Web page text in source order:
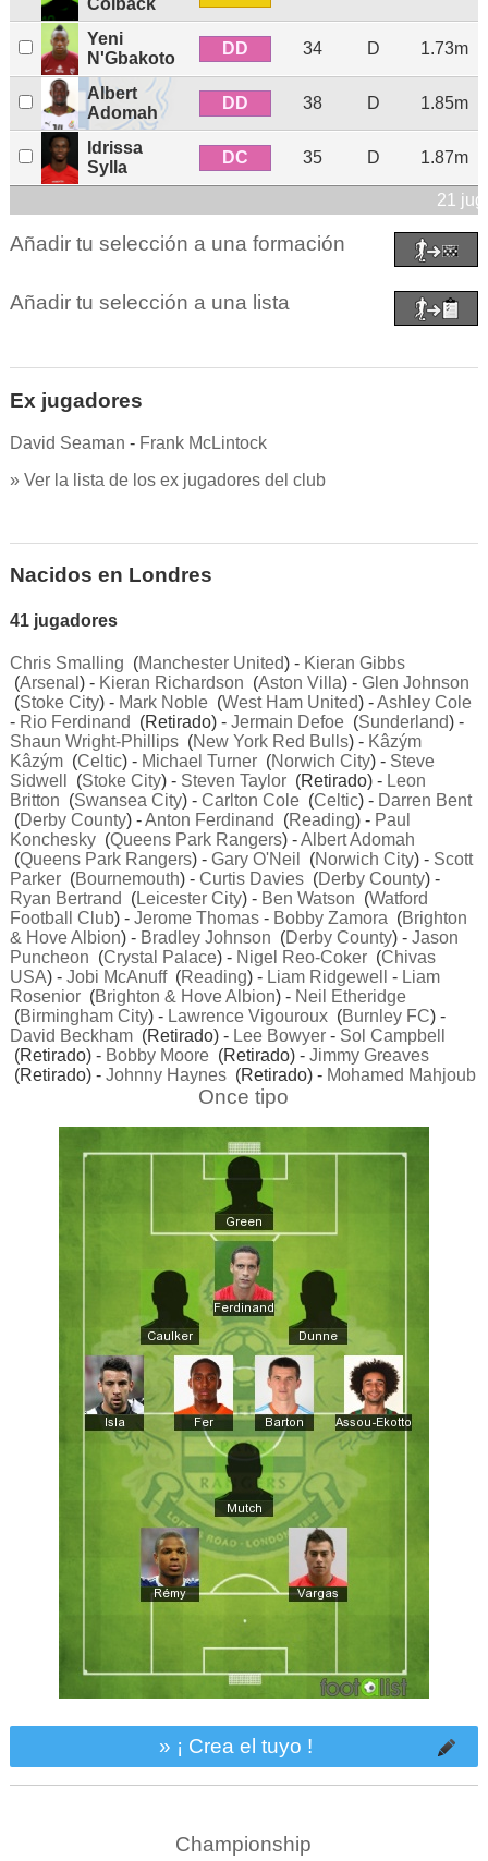
Colback
Yeni
N'Gbakoto
DD 34 D 1.73m
Albert
Adomah
DD 38 D 1.85m
Idrissa
Sylla
DC 35 D 1.87m
21
Añadir tu selección a una formación
Añadir tu selección a una lista
Ex jugadores
David Seaman - Frank McLintock
» Ver la lista de los ex jugadores del club
Nacidos en Londres
41 jugadores
Chris Smalling (Manchester United) - Kieran Gibbs
(Arsenal ) - Kieran Richardson (Aston Villa) - Glen Johnson
(Stoke City) - Mark Noble(West Ham United) -Ashley Cole
- Rio Ferdinand (Retirado) - Jermain Defoe(Sunderland) -
Shaun Wright-Phillips(New York Red Bulls) - Kâzým
Kâzým(Celtic) - Michael Turner(Norwich City) - Steve
Sidwell
(Stoke City) - Steven Taylor(Retirado) - Leon
Britton (Swansea City) - Carlton Cole(Celtic) - Darren Bent
(Derby County) -Anton Ferdinand (Reading) - Paul
Konchesky(Queens Park Rangers) -Albert Adomah
(Queens Park Rangers) - Gary O'Neil (Norwich City) - Scott
Parker(Bournemouth) - Curtis Davies(Derby County) -
Ryan Bertrand
(Leicester City) - Ben Watson (Watford
Football Club) - Jerome Thomas- Bobby Zamora (Brighton
& Hove Albion) - Bradley Johnson (Derby County) - Jason
Puncheon (Crystal Palace) - Nigel Reo-Coker(Chivas
USA) - Jobi McAnuff(Reading) - Liam Ridgewell - Liam
Rosenior(Brighton & Hove Albion) - Neil Etheridge
(Birmingham City) - Lawrence Vigouroux(Burnley FC) -
David Beckham(Retirado) - Lee Bowyer- Sol Campbell
(Retirado) - Bobby Moore(Retirado) - Jimmy Greaves
(Retirado) - Johnny Haynes(Retirado) - Mohamed Mahjoub
Once tipo
» ¡ Crea el tuyo !
Championship